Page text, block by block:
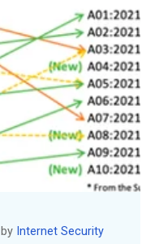
by Internet Security